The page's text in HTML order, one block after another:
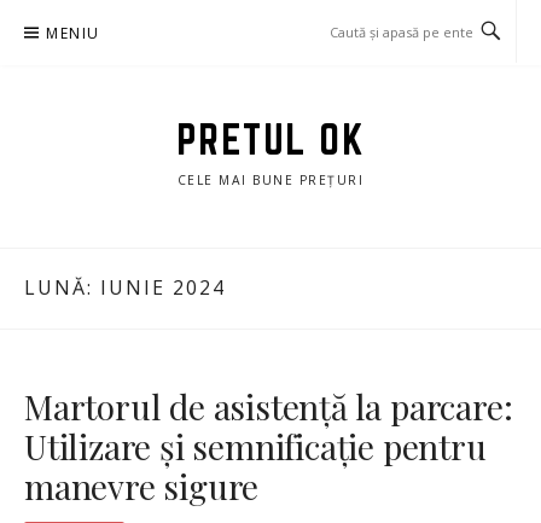
MENIU
PRETUL OK
CELE MAI BUNE PREȚURI
LUNĂ: IUNIE 2024
Martorul de asistență la parcare:
Utilizare și semnificație pentru
manevre sigure